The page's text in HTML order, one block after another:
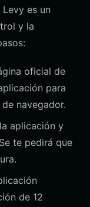
es un
y la
oficial de
para
navegador.
aplicación y
te pedirá que
de 12